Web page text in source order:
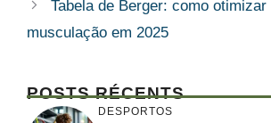
Tabela de Berger: como
musculação em 2025
POSTS RÉCENTS
DESPORTOS